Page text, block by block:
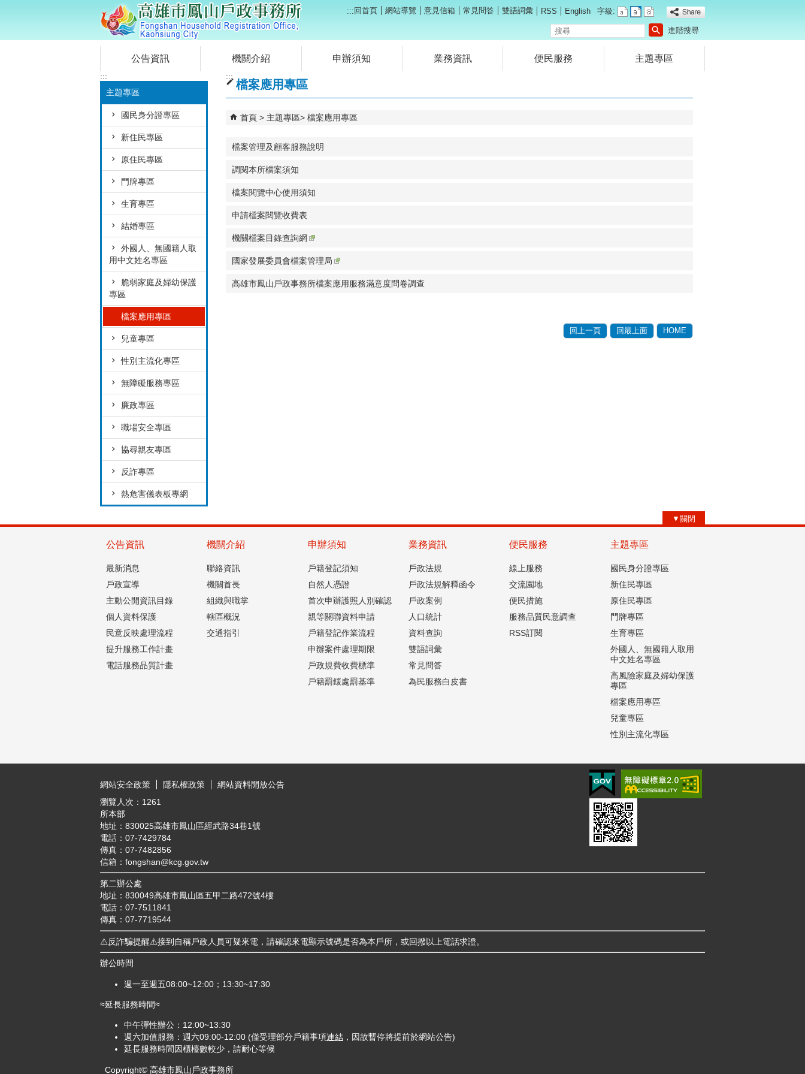
::: 回首頁 網站導覽 意見信箱 常見問答 雙語詞彙 RSS English
字級:
搜
尋
進階搜尋
公告資訊 機關介紹 申辦須知 業務資訊 便民服務 主題專區
:::
主題專區
國民身分證專區
新住民專區
原住民專區
門牌專區
生育專區
結婚專區
外國人、無國籍人取
用中文姓名專區
脆弱家庭及婦幼保護
專區
檔案應用專區
兒童專區
性別主流化專區
無障礙服務專區
廉政專區
職場安全專區
協尋親友專區
反詐專區
熱危害儀表板專網
:::
檔案應用專區
首頁 主題專區 檔案應用專區
檔案管理及顧客服務說明
調閱本所檔案須知
檔案閱覽中心使用須知
申請檔案閱覽收費表
機關檔案目錄查詢網
國家發展委員會檔案管理局
高雄市鳳山戶政事務所檔案應用服務滿意度問卷調查
回上一頁 回最上面 HOME
▼關閉
公告資訊
最新消息
戶政宣導
主動公開資訊目錄
個人資料保護
民意反映處理流程
提升服務工作計畫
電話服務品質計畫
機關介紹
聯絡資訊
機關首長
組織與職掌
轄區概況
交通指引
申辦須知
戶籍登記須知
自然人憑證
首次申辦護照人別確認
親等關聯資料申請
戶籍登記作業流程
申辦案件處理期限
戶政規費收費標準
戶籍罰鍰處罰基準
業務資訊
戶政法規
戶政法規解釋函令
戶政案例
人口統計
資料查詢
雙語詞彙
常見問答
為民服務白皮書
便民服務
線上服務
交流園地
便民措施
服務品質民意調查
RSS訂閱
主題專區
國民身分證專區
新住民專區
原住民專區
門牌專區
生育專區
外國人、無國籍人取用
中文姓名專區
高風險家庭及婦幼保護
專區
檔案應用專區
兒童專區
性別主流化專區
網站安全政策
隱私權政策
網站資料開放公告
瀏覽人次： 1261
所本部
地址：830025高雄市鳳山區經武路34巷1號
電話：07-7429784
傳真：07-7482856
信箱：fongshan@kcg.gov.tw
第二辦公處
地址：830049高雄市鳳山區五甲二路472號4樓
電話：07-7511841
傳真：07-7719544
⚠️反詐騙提醒⚠️接到自稱戶政人員可疑來電，請確認來電顯示號碼是否為本戶所，或回撥以上電話求證。
辦公時間
週一至週五08:00~12:00；13:30~17:30
≈延長服務時間≈
中午彈性辦公：12:00~13:30
週六加值服務：週六09:00-12:00 (僅受理部分戶籍事項連結 ，因故暫停將提前於網站公告)
延長服務時間因櫃檯數較少，請耐心等候
Copyright© 高雄市鳳山戶政事務所